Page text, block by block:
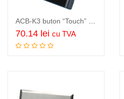
Adauga in cos
70.14 lei cu TVA